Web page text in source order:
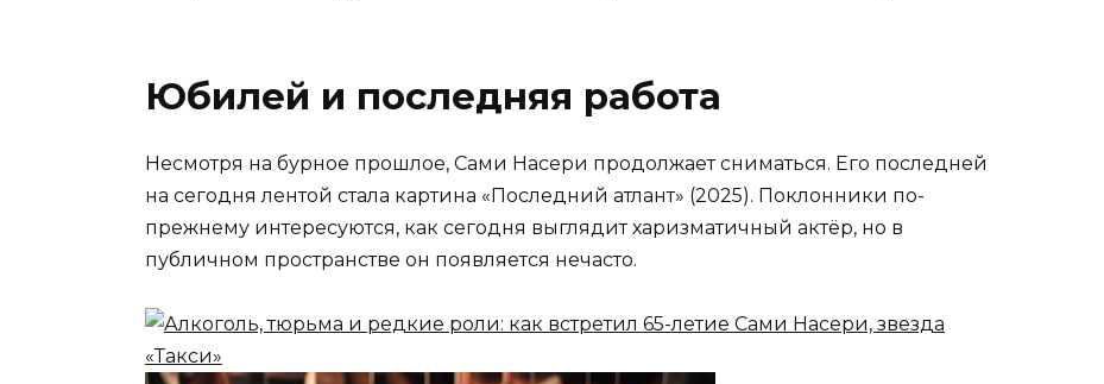
Юбилей и последняя работа
Несмотря на бурное прошлое, Сами Насери продолжает сниматься. Его последней
на сегодня лентой стала картина «Последний атлант» (2025). Поклонники по-
прежнему интересуются, как сегодня выглядит харизматичный актёр, но в
публичном пространстве он появляется нечасто.